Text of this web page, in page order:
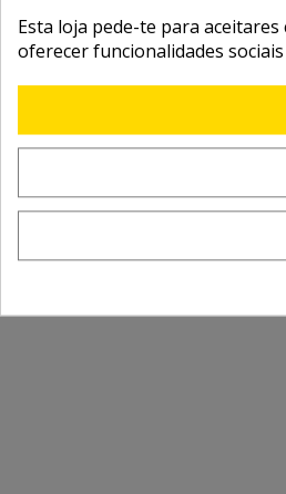
Esta loja pede-te para
oferecer funcionalidades